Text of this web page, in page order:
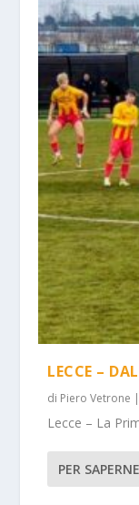
LECCE –
di Piero Vetrone
Lecce – La
PER